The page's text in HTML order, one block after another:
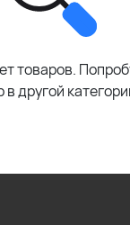
товаров.
в другой